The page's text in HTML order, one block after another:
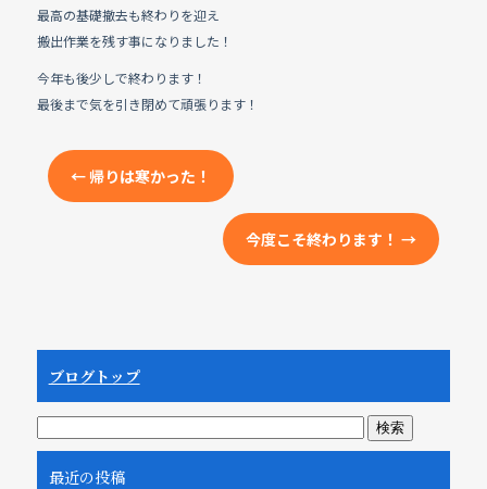
最高の基礎撤去も終わりを迎え
搬出作業を残す事になりました！
今年も後少しで終わります！
最後まで気を引き閉めて頑張ります！
←帰りは寒かった！
今度こそ終わります！→
ブログトップ
最近の投稿